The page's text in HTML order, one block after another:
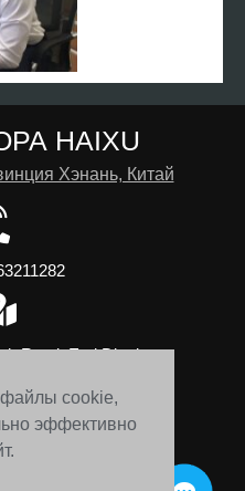
файлы cookie,
эффективно
HAIXU
Хэнань, Китай
Road, Erqi District